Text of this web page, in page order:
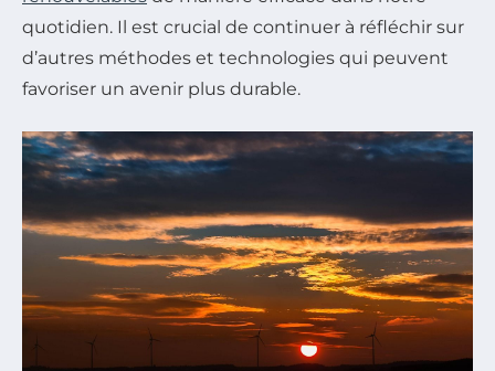
quotidien. Il est crucial de continuer à réfléchir sur
d’autres méthodes et technologies qui peuvent
favoriser un avenir plus durable.